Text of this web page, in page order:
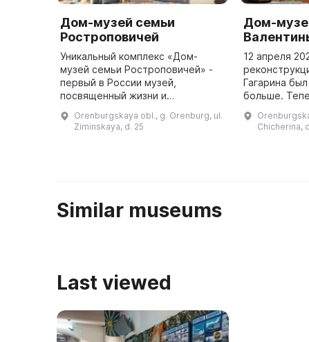
Дом-музей семьи
Ростроповичей
Уникальный комплекс «Дом-
музей семьи Ростроповичей» -
первый в России музей,
посвященный жизни и
Ростроповича и его семьи. Он
был открыт 14 ноября 2001 года
Orenburgskaya obl., g. Orenburg, ul.
Ziminskaya, d. 25
Дом-
12 апреля
Гагарина
больше.
«Дорога в
узнают о
Chicherina,
Similar museums
Last viewed